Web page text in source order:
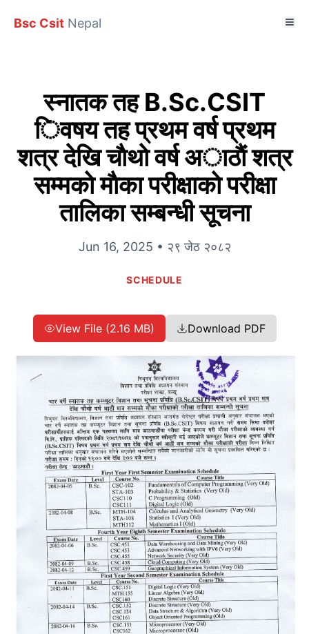
Bsc Csit Nepal
स्नातक तह B.Sc.CSIT
िवषय तह प्रथम वर्ष प्रथम
शत्र देखि चाैथाे वर्ष अाठाैं शत्र
सम्मकाे माैका परीक्षाकाे परीक्षा
तालिका सम्बन्धी सूचना
Jun 16, 2025 • २९ जेठ २०८२
SCHEDULE
View File (2.16 MB) Download PDF